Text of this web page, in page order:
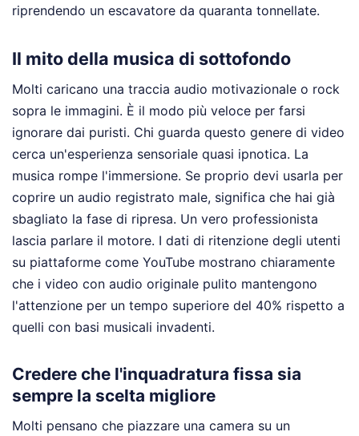
riprendendo un escavatore da quaranta tonnellate.
Il mito della musica di sottofondo
Molti caricano una traccia audio motivazionale o rock
sopra le immagini. È il modo più veloce per farsi
ignorare dai puristi. Chi guarda questo genere di video
cerca un'esperienza sensoriale quasi ipnotica. La
musica rompe l'immersione. Se proprio devi usarla per
coprire un audio registrato male, significa che hai già
sbagliato la fase di ripresa. Un vero professionista
lascia parlare il motore. I dati di ritenzione degli utenti
su piattaforme come YouTube mostrano chiaramente
che i video con audio originale pulito mantengono
l'attenzione per un tempo superiore del 40% rispetto a
quelli con basi musicali invadenti.
Credere che l'inquadratura fissa sia
sempre la scelta migliore
Molti pensano che piazzare una camera su un